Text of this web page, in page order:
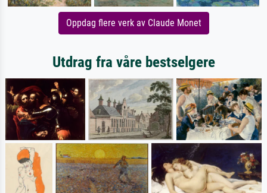
Oppdag flere verk av Claude Monet
Utdrag fra våre bestselgere